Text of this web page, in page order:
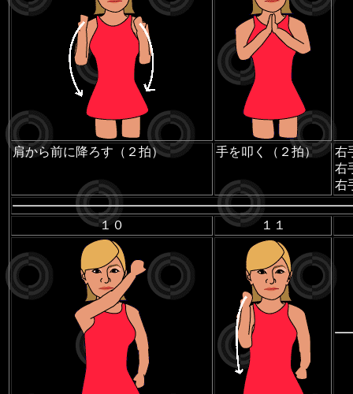
肩から前に降ろす（２拍） 手を叩く（２拍）
右
右
右
１０ １１